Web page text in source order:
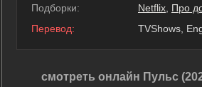
Подборки: Netflix Про
Перевод:
TVShows,
смотреть онлайн Пульс